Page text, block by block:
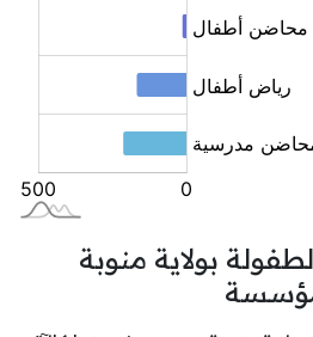
بولاية منوبة